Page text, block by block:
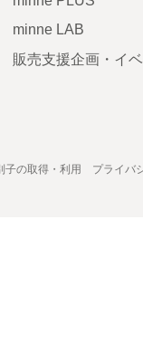
minne LAB
販売支援企画・イ
子の取得・利用 プライバ